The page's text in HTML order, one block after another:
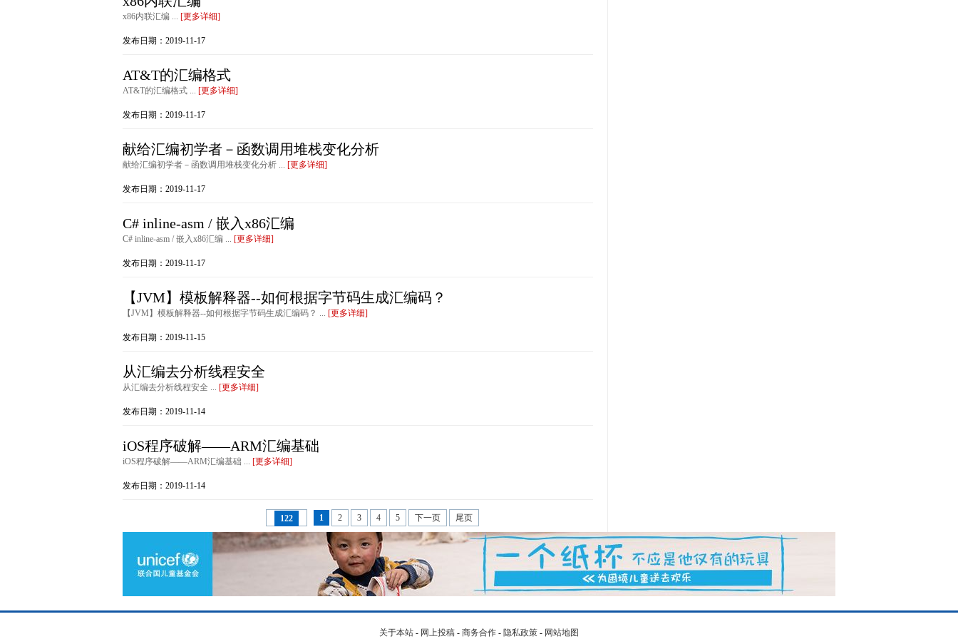
x86内联汇编 ... [更多详细]
发布日期：2019-11-17
AT&T的汇编格式
AT&T的汇编格式 ... [更多详细]
发布日期：2019-11-17
献给汇编初学者－函数调用堆栈变化分析
献给汇编初学者－函数调用堆栈变化分析 ... [更多详细]
发布日期：2019-11-17
C# inline-asm / 嵌入x86汇编
C# inline-asm / 嵌入x86汇编 ... [更多详细]
发布日期：2019-11-17
【JVM】模板解释器--如何根据字节码生成汇编码？
【JVM】模板解释器--如何根据字节码生成汇编码？ ... [更多详细]
发布日期：2019-11-15
从汇编去分析线程安全
从汇编去分析线程安全 ... [更多详细]
发布日期：2019-11-14
iOS程序破解——ARM汇编基础
iOS程序破解——ARM汇编基础 ... [更多详细]
发布日期：2019-11-14
122 1 2 3 4 5 下一页 尾页
关于本站 - 网上投稿 - 商务合作 - 隐私政策 - 网站地图